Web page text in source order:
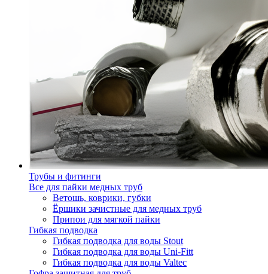
Трубы и фитинги
Все для пайки медных труб
Ветошь, коврики, губки
Ёршики зачистные для медных труб
Припои для мягкой пайки
Гибкая подводка
Гибкая подводка для воды Stout
Гибкая подводка для воды Uni-Fitt
Гибкая подводка для воды Valtec